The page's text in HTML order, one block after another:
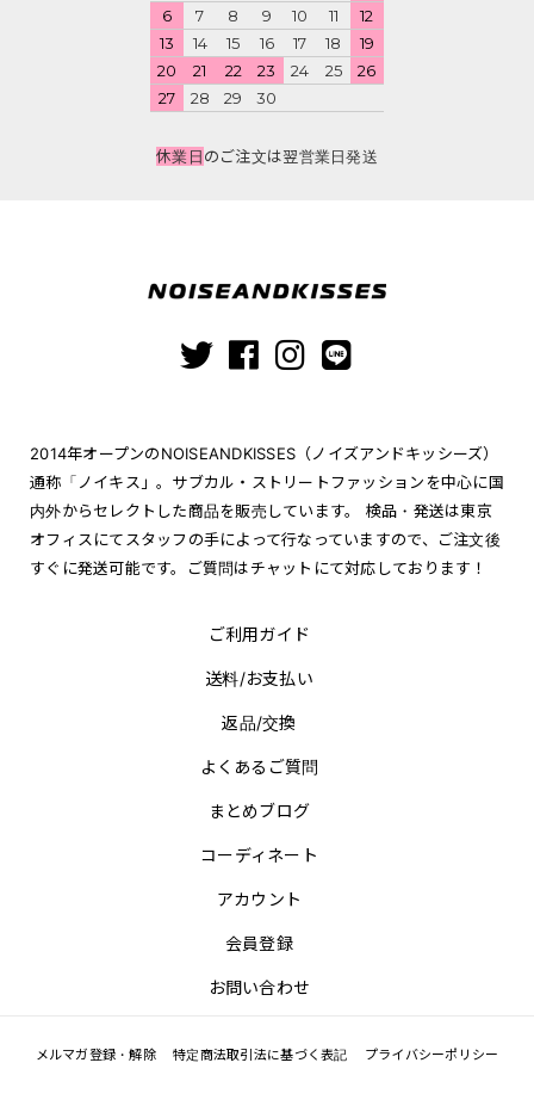
6
7 8 9 10 11
12
13
14 15 16 17 18
19
20
21 22 23 24 25
26
27
28 29 30
休業日のご注文は翌営業日発送
2014年オープンのNOISEANDKISSES（ノイズアンドキッシーズ）
通称「ノイキス」。サブカル・ストリートファッションを中心に国
内外からセレクトした商品を販売しています。 検品・発送は東京
オフィスにてスタッフの手によって行なっていますので、ご注文後
すぐに発送可能です。ご質問はチャットにて対応しております！
ご利用ガイド
送料/お支払い
返品/交換
よくあるご質問
まとめブログ
コーディネート
アカウント
会員登録
お問い合わせ
メルマガ登録・解除 特定商法取引法に基づく表記 プライバシーポリシー